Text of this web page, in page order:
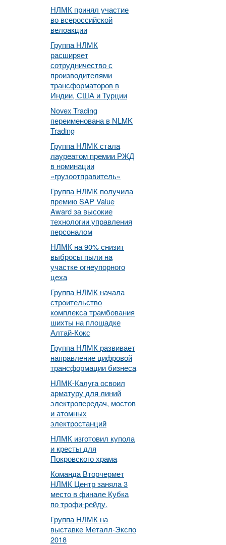
НЛМК принял участие
во всероссийской
велоакции
Группа НЛМК
расширяет
сотрудничество с
производителями
трансформаторов в
Индии, США и Турции
Novex Trading
переименована в NLMK
Trading
Группа НЛМК стала
лауреатом премии РЖД
в номинации
«грузоотправитель»
Группа НЛМК получила
премию SAP Value
Award за высокие
технологии управления
персоналом
НЛМК на 90% снизит
выбросы пыли на
участке огнеупорного
цеха
Группа НЛМК начала
строительство
комплекса трамбования
шихты на площадке
Алтай-Кокс
Группа НЛМК развивает
направление цифровой
трансформации бизнеса
НЛМК-Калуга освоил
арматуру для линий
электропередач, мостов
и атомных
электростанций
НЛМК изготовил купола
и кресты для
Покровского храма
Команда Вторчермет
НЛМК Центр заняла 3
место в финале Кубка
по трофи-рейду.
Группа НЛМК на
выставке Металл-Экспо
2018